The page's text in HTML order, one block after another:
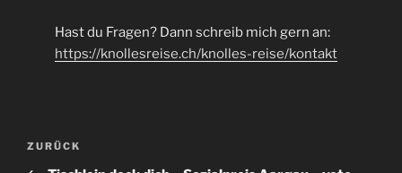
Hast du Fragen? Dann schreib mich gern an:
https://knollesreise.ch/knolles-reise/kontakt
Beitragsnavigation
Vorheriger
Beitrag
ZURÜCK